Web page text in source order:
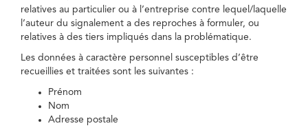
relatives au particulier ou à l’entreprise contre lequel/laquelle
l’auteur du signalement a des reproches à formuler, ou
relatives à des tiers impliqués dans la problématique.
Les données à caractère personnel susceptibles d’être
recueillies et traitées sont les suivantes :
Prénom
Nom
Adresse postale